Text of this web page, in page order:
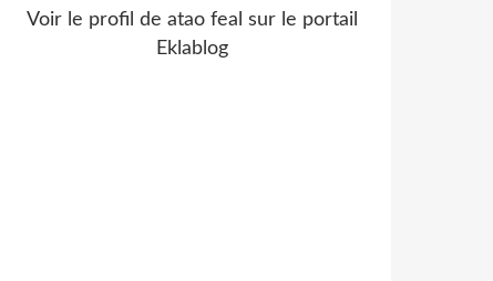
Voir le profil de atao feal sur le portail
Eklablog